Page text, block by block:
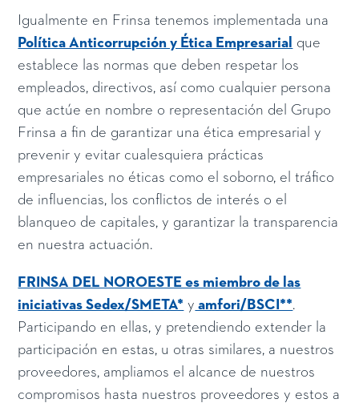
Igualmente en Frinsa tenemos implementada una
Política Anticorrupción y Ética Empresarial que
establece las normas que deben respetar los
empleados, directivos, así como cualquier persona
que actúe en nombre o representación del Grupo
Frinsa a fin de garantizar una ética empresarial y
prevenir y evitar cualesquiera prácticas
empresariales no éticas como el soborno, el tráfico
de influencias, los conflictos de interés o el
blanqueo de capitales, y garantizar la transparencia
en nuestra actuación.
FRINSA DEL NOROESTE es miembro de las
iniciativas Sedex/SMETA* y amfori/BSCI**.
Participando en ellas, y pretendiendo extender la
participación en estas, u otras similares, a nuestros
proveedores, ampliamos el alcance de nuestros
compromisos hasta nuestros proveedores y estos a